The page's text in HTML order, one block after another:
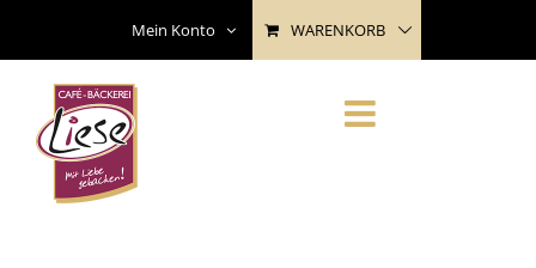
content
Mein Konto WARENKORB